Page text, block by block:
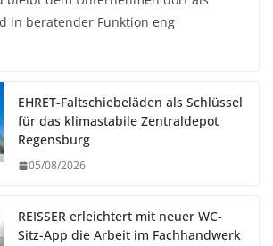
in beratender Funktion eng
EHRET-Faltschiebeläden als Schlüssel
für das klimastabile Zentraldepot
Regensburg
05/08/2026
REISSER erleichtert mit neuer WC-
Sitz-App die Arbeit im Fachhandwerk